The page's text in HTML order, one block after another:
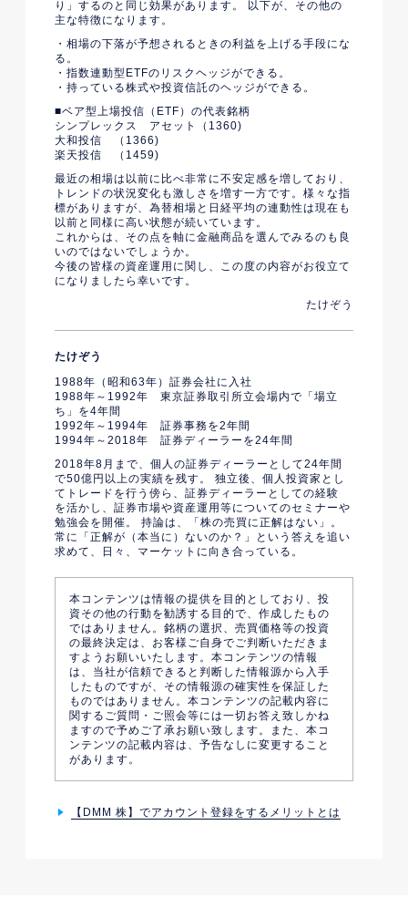
り」するのと同じ効果があります。 以下が、その他の
主な特徴になります。
・相場の下落が予想されるときの利益を上げる手段にな
る。
・指数連動型ETFのリスクヘッジができる。
・持っている株式や投資信託のヘッジができる。
■ベア型上場投信（ETF）の代表銘柄
シンプレックス アセット（1360)
大和投信 （1366)
楽天投信 （1459)
最近の相場は以前に比べ非常に不安定感を増しており、
トレンドの状況変化も激しさを増す一方です。様々な指
標がありますが、為替相場と日経平均の連動性は現在も
以前と同様に高い状態が続いています。
これからは、その点を軸に金融商品を選んでみるのも良
いのではないでしょうか。
今後の皆様の資産運用に関し、この度の内容がお役立て
になりましたら幸いです。
たけぞう
たけぞう
1988年（昭和63年）証券会社に入社
1988年～1992年 東京証券取引所立会場内で「場立
ち」を4年間
1992年～1994年 証券事務を2年間
1994年～2018年 証券ディーラーを24年間
2018年8月まで、個人の証券ディーラーとして24年間
で50億円以上の実績を残す。 独立後、個人投資家とし
てトレードを行う傍ら、証券ディーラーとしての経験
を活かし、証券市場や資産運用等についてのセミナーや
勉強会を開催。 持論は、「株の売買に正解はない」。
常に「正解が（本当に）ないのか？」という答えを追い
求めて、日々、マーケットに向き合っている。
本コンテンツは情報の提供を目的としており、投
資その他の行動を勧誘する目的で、作成したもの
ではありません。銘柄の選択、売買価格等の投資
の最終決定は、お客様ご自身でご判断いただきま
すようお願いいたします。本コンテンツの情報
は、当社が信頼できると判断した情報源から入手
したものですが、その情報源の確実性を保証した
ものではありません。本コンテンツの記載内容に
関するご質問・ご照会等には一切お答え致しかね
ますので予めご了承お願い致します。また、本コ
ンテンツの記載内容は、予告なしに変更すること
があります。
【DMM 株】でアカウント登録をするメリットとは